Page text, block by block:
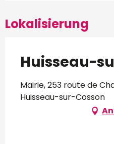
Lokalisierung
Huisseau-
Mairie, 253 route de
Huisseau-sur-Cosson